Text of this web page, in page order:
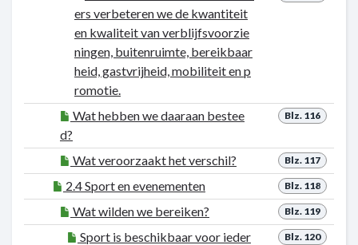
ers verbeteren we de kwantiteit
en kwaliteit van verblijfsvoorzie
ningen, buitenruimte, bereikbaar
heid, gastvrijheid, mobiliteit en p
romotie.
Blz. 116
Wat hebben we daaraan bestee
d?
Blz. 117
Wat veroorzaakt het verschil?
Blz. 118
2.4 Sport en evenementen
Blz. 119
Wat wilden we bereiken?
Blz. 120
Sport is beschikbaar voor ieder